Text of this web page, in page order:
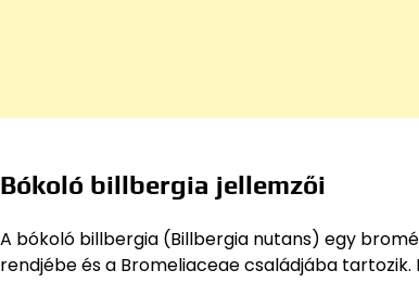
Bókoló billbergia jellemzői
A bókoló billbergia (Billbergia nutans) egy
rendjébe és a Bromeliaceae családjába